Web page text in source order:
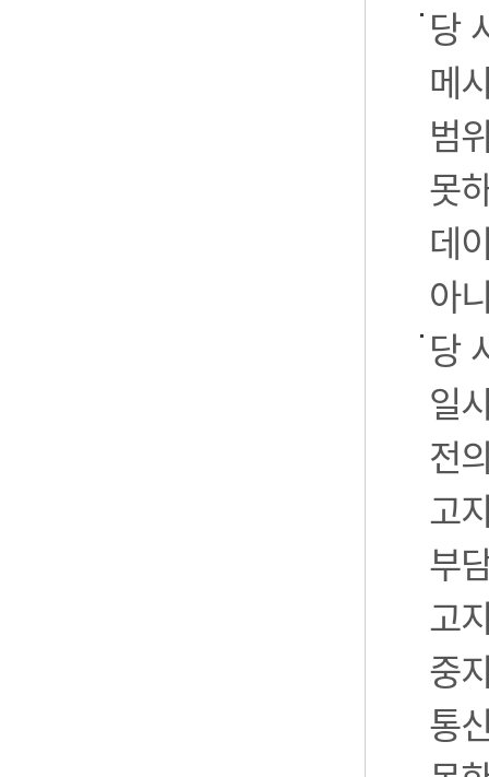
당
메
범
못
데
아
당
일
전
고
부
고
중
통